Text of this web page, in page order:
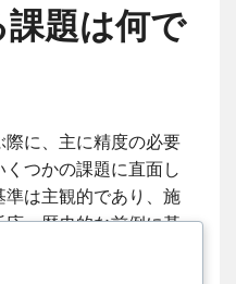
題は何で
に、主に精度の必要
つかの課題に直面し
は主観的であり、施
、歴史的な前例に基
。